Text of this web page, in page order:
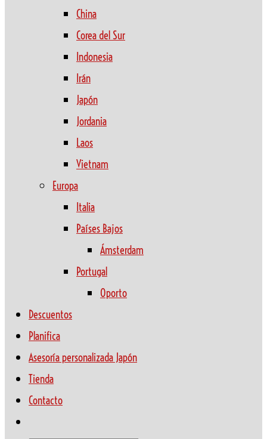
China
Corea del Sur
Indonesia
Irán
Japón
Jordania
Laos
Vietnam
Europa
Italia
Países Bajos
Ámsterdam
Portugal
Oporto
Descuentos
Planifica
Asesoría personalizada Japón
Tienda
Contacto